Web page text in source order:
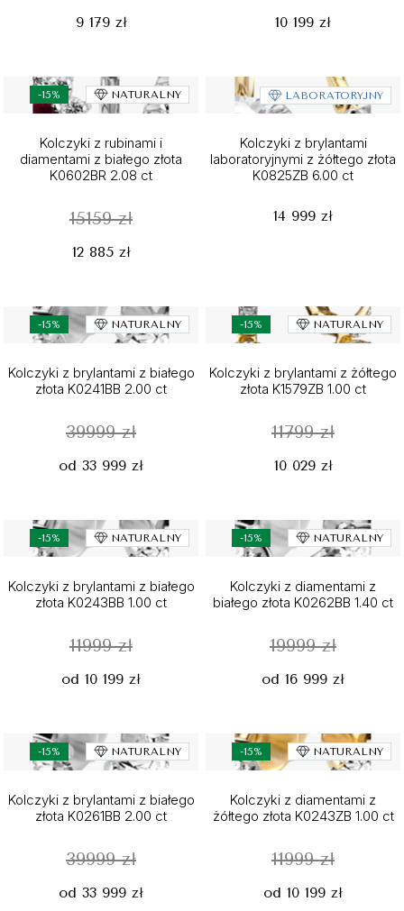
9 179 zł 10 199 zł
-15% NATURALNY
Kolczyki z rubinami i
diamentami z białego złota
K0602BR 2.08 ct
15159 zł
12 885 zł
LABORATORYJNY
Kolczyki z brylantami
laboratoryjnymi z żółtego złota
K0825ZB 6.00 ct
14 999 zł
-15% NATURALNY
Kolczyki z brylantami z białego
złota K0241BB 2.00 ct
39999 zł
od 33 999 zł
-15% NATURALNY
Kolczyki z brylantami z żółtego
złota K1579ZB 1.00 ct
11799 zł
10 029 zł
-15% NATURALNY
Kolczyki z brylantami z białego
złota K0243BB 1.00 ct
11999 zł
od 10 199 zł
-15% NATURALNY
Kolczyki z diamentami z
białego złota K0262BB 1.40 ct
19999 zł
od 16 999 zł
-15% NATURALNY
Kolczyki z brylantami z białego
złota K0261BB 2.00 ct
39999 zł
od 33 999 zł
-15% NATURALNY
Kolczyki z diamentami z
żółtego złota K0243ZB 1.00 ct
11999 zł
od 10 199 zł